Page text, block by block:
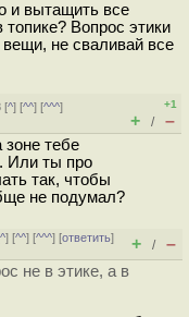
и вытащить все
Вопрос этики
не сваливай все
[^] [^^] [^^^]
+1
+ / –
зоне тебе
Или ты про
так, чтобы
не подумал?
^] [^^] [^^^] [ответить]
+ / –
не в этике, а в